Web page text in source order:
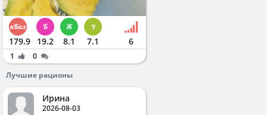
179.9 19.2 8.1 7.1 6
1
0
Лучшие рационы
Ирина
2026-08-03